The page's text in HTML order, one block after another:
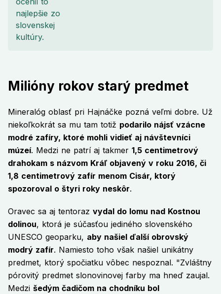
Milióny rokov starý predmet
Mineralóg oblasť pri Hajnáčke pozná veľmi dobre. Už
niekoľkokrát sa mu tam totiž podarilo nájsť vzácne
modré zafíry, ktoré mohli vidieť aj návštevníci
múzeí. Medzi ne patrí aj takmer 1,5 centimetrový
drahokam s názvom Kráľ objavený v roku 2016, či
1,8 centimetrový zafír menom Cisár, ktorý
spozoroval o štyri roky neskôr.
Oravec sa aj tentoraz vydal do lomu nad Kostnou
dolinou, ktorá je súčasťou jediného slovenského
UNESCO geoparku, aby našiel ďalší obrovský
modrý zafír. Namiesto toho však našiel unikátny
predmet, ktorý spočiatku vôbec nespoznal. "Zvláštny
pórovitý predmet slonovinovej farby ma hneď zaujal.
Medzi šedým čadičom na chodníku bol